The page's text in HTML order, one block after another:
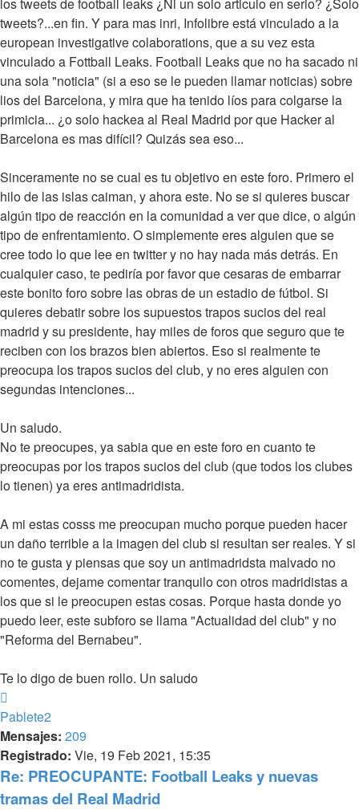
tweets?...en fin. Y para mas inri, Infolibre está vinculado a la
european investigative colaborations, que a su vez esta
vinculado a Fottball Leaks. Football Leaks que no ha sacado ni
una sola "noticia" (si a eso se le pueden llamar noticias) sobre
lios del Barcelona, y mira que ha tenido líos para colgarse la
primicia... ¿o solo hackea al Real Madrid por que Hacker al
Barcelona es mas difícil? Quizás sea eso...
Sinceramente no se cual es tu objetivo en este foro. Primero el
hilo de las islas caiman, y ahora este. No se si quieres buscar
algún tipo de reacción en la comunidad a ver que dice, o algún
tipo de enfrentamiento. O simplemente eres alguien que se
cree todo lo que lee en twitter y no hay nada más detrás. En
cualquier caso, te pediría por favor que cesaras de embarrar
este bonito foro sobre las obras de un estadio de fútbol. Si
quieres debatir sobre los supuestos trapos sucios del real
madrid y su presidente, hay miles de foros que seguro que te
reciben con los brazos bien abiertos. Eso si realmente te
preocupa los trapos sucios del club, y no eres alguien con
segundas intenciones...
Un saludo.
No te preocupes, ya sabia que en este foro en cuanto te
preocupas por los trapos sucios del club (que todos los clubes
lo tienen) ya eres antimadridista.
A mi estas cosss me preocupan mucho porque pueden hacer
un daño terrible a la imagen del club si resultan ser reales. Y si
no te gusta y piensas que soy un antimadridsta malvado no
comentes, dejame comentar tranquilo con otros madridistas a
los que si le preocupen estas cosas. Porque hasta donde yo
puedo leer, este subforo se llama "Actualidad del club" y no
"Reforma del Bernabeu".
Te lo digo de buen rollo. Un saludo
Pablete2
Mensajes: 209
Registrado: Vie, 19 Feb 2021, 15:35
Re: PREOCUPANTE: Football Leaks y nuevas
tramas del Real Madrid